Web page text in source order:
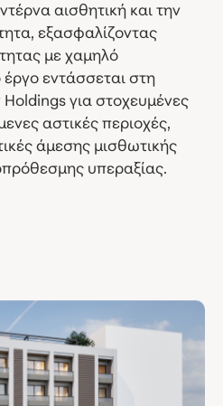
αισθητική και την
εξασφαλίζοντας
με χαμηλό
έργο εντάσσεται στη
για στοχευμένες
αστικές περιοχές,
άμεσης μισθωτικής
υπεραξίας.